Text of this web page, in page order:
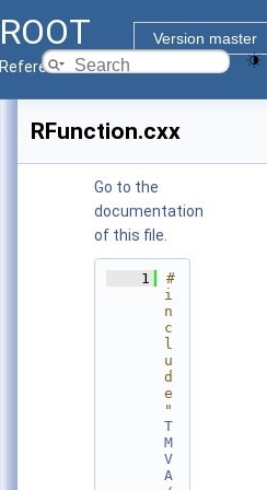
ROOT
Version master
Reference Guide
RFunction.cxx
Go to the
documentation
of this file.
    1
#
i
n
c
l
u
d
e
"
T
M
V
A